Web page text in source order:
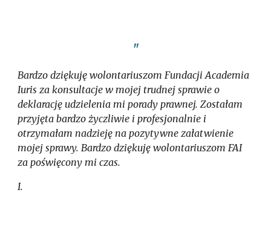
"
Bardzo dziękuję wolontariuszom Fundacji Academia
Iuris za konsultacje w mojej trudnej sprawie o
deklarację udzielenia mi porady prawnej. Zostałam
przyjęta bardzo życzliwie i profesjonalnie i
otrzymałam nadzieję na pozytywne załatwienie
mojej sprawy. Bardzo dziękuję wolontariuszom FAI
za poświęcony mi czas.
I.